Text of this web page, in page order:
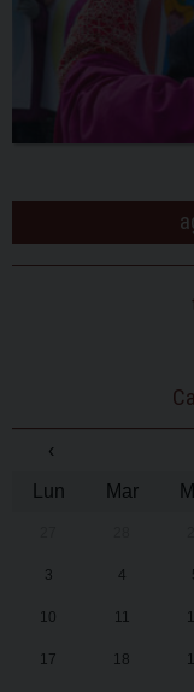
‹
Lun
Mar
3 4
10 11
17 18